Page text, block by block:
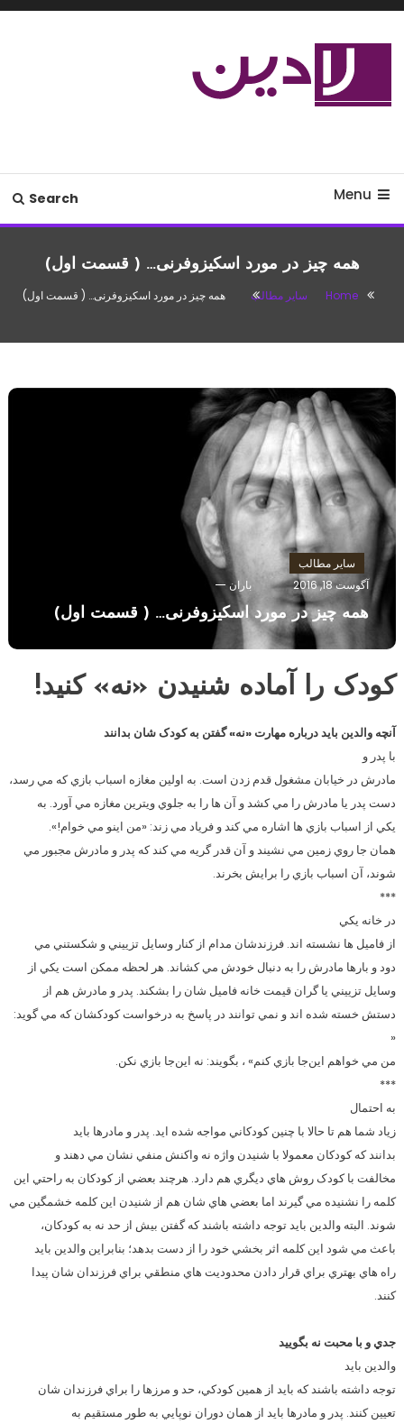
Skip
Menu
Search
همه چیز در مورد اسکیزوفرنی… ( قسمت اول)
Home سایر مطالب همه چیز در مورد اسکیزوفرنی… ( قسمت اول)
سایر مطالب
آگوست 18, 2016
باران
همه چیز در مورد اسکیزوفرنی… ( قسمت اول)
کودک را آماده شنيدن «نه» کنيد!
آنچه والدين بايد درباره مهارت «نه» گفتن به کودک شان بدانند
با پدر و
مادرش در خيابان مشغول قدم زدن است. به اولين مغازه اسباب بازي که مي رسد،
دست پدر يا مادرش را مي کشد و آن ها را به جلوي ويترين مغازه مي آورد. به
يکي از اسباب بازي ها اشاره مي کند و فرياد مي زند: «من اينو مي خوام!».
همان جا روي زمين مي نشيند و آن قدر گريه مي کند که پدر و مادرش مجبور مي
شوند، آن اسباب بازي را برايش بخرند.
***
در خانه يکي
از فاميل ها نشسته اند. فرزندشان مدام از کنار وسايل تزييني و شکستني مي
دود و بارها مادرش را به دنبال خودش مي کشاند. هر لحظه ممکن است يکي از
وسايل تزييني يا گران قيمت خانه فاميل شان را بشکند. پدر و مادرش هم از
دستش خسته شده اند و نمي توانند در پاسخ به درخواست کودکشان که مي گويد:
«
من مي خواهم اين‌جا بازي کنم» ، بگويند: نه اين‌جا بازي نکن.
***
به احتمال
زياد شما هم تا حالا با چنين کودکاني مواجه شده ايد. پدر و مادرها بايد
بدانند که کودکان معمولا با شنيدن واژه نه واکنش منفي نشان مي دهند و
مخالفت با کودک روش هاي ديگري هم دارد. هرچند بعضي از کودکان به راحتي اين
کلمه را نشنيده مي گيرند اما بعضي هاي شان هم از شنيدن اين کلمه خشمگين مي
شوند. البته والدين بايد توجه داشته باشند که گفتن بيش از حد نه به کودکان،
باعث مي شود اين کلمه اثر بخشي خود را از دست بدهد؛ بنابراين والدين بايد
راه هاي بهتري براي قرار دادن محدوديت هاي منطقي براي فرزندان شان پيدا
کنند.
جدي و با محبت نه بگوييد
والدين بايد
توجه داشته باشند که بايد از همين کودکي، حد و مرزها را براي فرزندان شان
تعيين کنند. پدر و مادرها بايد از همان دوران نوپايي به طور مستقيم به